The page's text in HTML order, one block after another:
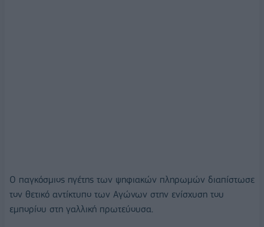
Ο παγκόσμιος ηγέτης των ψηφιακών πληρωμών διαπίστωσε
τον θετικό αντίκτυπο των Αγώνων στην ενίσχυση του
εμπορίου στη γαλλική πρωτεύουσα.